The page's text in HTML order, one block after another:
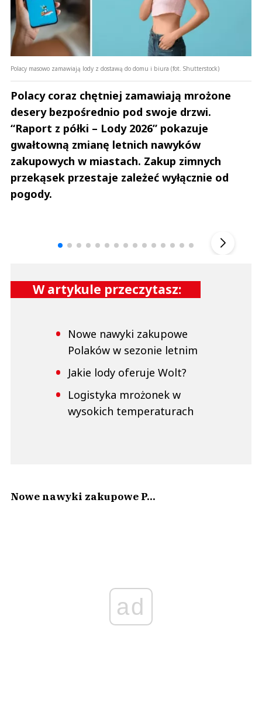
Polacy masowo zamawiają lody z dostawą do domu i biura (fot. Shutterstock)
Polacy coraz chętniej zamawiają mrożone
desery bezpośrednio pod swoje drzwi.
“Raport z półki – Lody 2026” pokazuje
gwałtowną zmianę letnich nawyków
zakupowych w miastach. Zakup zimnych
przekąsek przestaje zależeć wyłącznie od
pogody.
W artykule przeczytasz:
Nowe nawyki zakupowe
Polaków w sezonie letnim
Jakie lody oferuje Wolt?
Logistyka mrożonek w
wysokich temperaturach
Nowe nawyki zakupowe P...
ad